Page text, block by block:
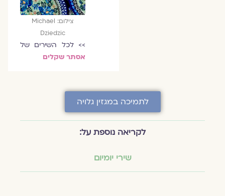
צילום: Michael
Dziedzic
>> לכל השירים של
אסתר שקלים
לתמיכה במגזין גלויה
לקריאה נוספת על:
שירי יומיום